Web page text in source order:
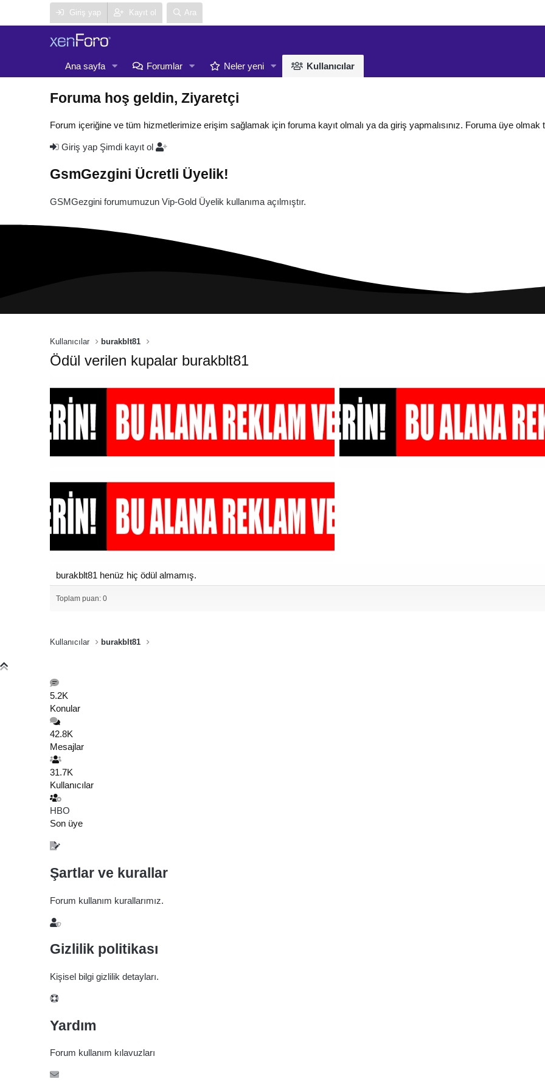
Giriş yap Kayıt ol Ara
Ana sayfa Forumlar Neler yeni Kullanıcılar
Foruma hoş geldin, Ziyaretçi
Forum içeriğine ve tüm hizmetlerimize erişim sağlamak için foruma kayıt olmalı ya da giriş yapmalısınız. Foruma üye olmak
Giriş yap Şimdi kayıt ol
GsmGezgini Ücretli Üyelik!
GSMGezgini forumumuzun Vip-Gold Üyelik kullanıma açılmıştır.
Kullanıcılar burakblt81
Ödül verilen kupalar burakblt81
burakblt81 henüz hiç ödül almamış.
Toplam puan: 0
Kullanıcılar burakblt81
5.2K
Konular
42.8K
Mesajlar
31.7K
Kullanıcılar
HBO
Son üye
Şartlar ve kurallar
Forum kullanım kurallarımız.
Gizlilik politikası
Kişisel bilgi gizlilik detayları.
Yardım
Forum kullanım kılavuzları